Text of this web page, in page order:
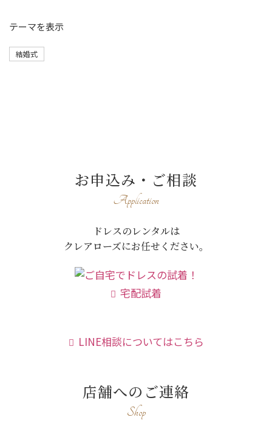
テーマを表示
結婚式
お申込み・ご相談
Application
ドレスのレンタルは
クレアローズにお任せください。
宅配試着
LINE相談についてはこちら
店舗へのご連絡
Shop